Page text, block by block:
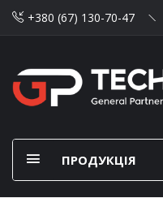
+380 (67) 130-70-47
ПРОДУКЦІЯ